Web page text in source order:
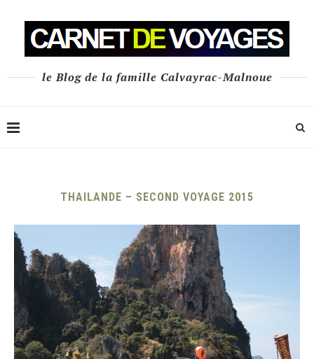
le Blog de la famille Calvayrac-Malnoue
THAILANDE – SECOND VOYAGE 2015